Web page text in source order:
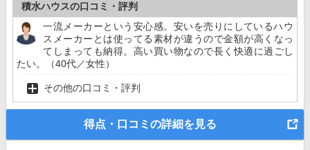
積水ハウスの口コミ・評判
一流メーカーという安心感。安いを売りにしているハウ
スメーカーとは使ってる素材が違うので金額が高くなっ
てしまっても納得。高い買い物なので長く快適に過ごし
たい。（40代／女性）
その他の口コミ・評判
得点・口コミの詳細を見る